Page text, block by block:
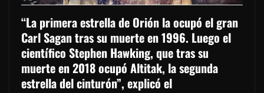
“La primera estrella de Orión la ocupó el gran
Carl Sagan tras su muerte en 1996. Luego el
científico Stephen Hawking, que tras su
muerte en 2018 ocupó Altitak, la segunda
estrella del cinturón”, explicó el